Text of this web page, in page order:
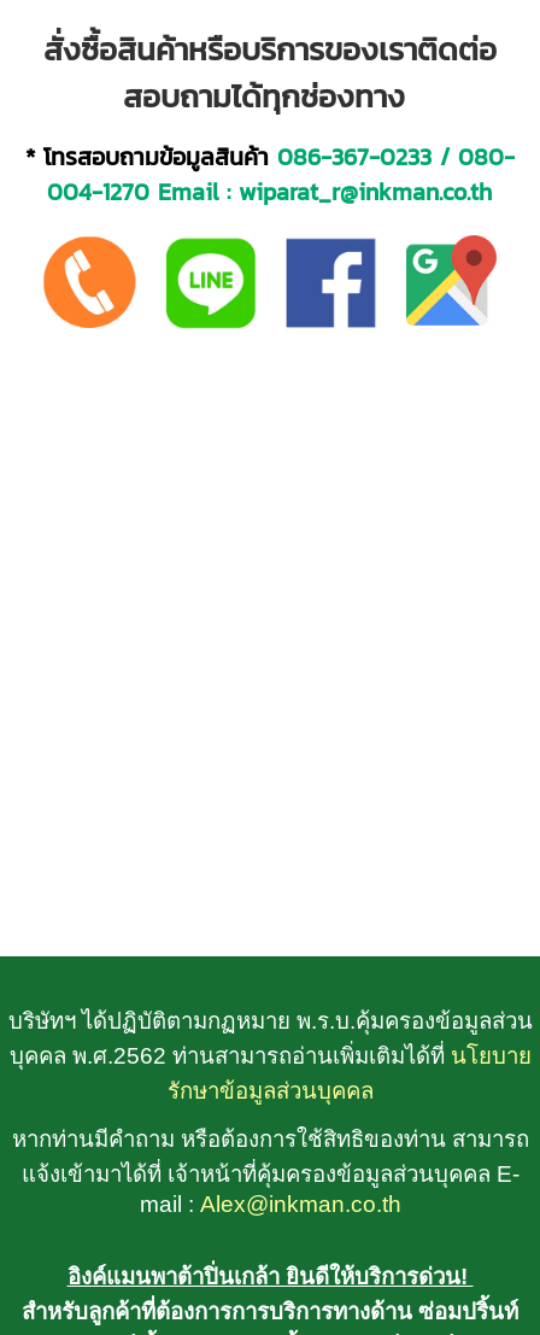
สั่งซื้อสินค้าหรือบริการของเราติดต่อ
สอบถามได้ทุกช่องทาง
* โทรสอบถามข้อมูลสินค้า 086-367-0233/ 080-
004-1270 Email :wiparat_r@inkman.co.th
บริษัทฯ ได้ปฏิบัติตามกฏหมาย พ.ร.บ.คุ้มครองข้อมูลส่วน
บุคคล พ.ศ.2562 ท่านสามารถอ่านเพิ่มเติมได้ที่ นโยบาย
รักษาข้อมูลส่วนบุคคล
หากท่านมีคำถาม หรือต้องการใช้สิทธิของท่าน สามารถ
แจ้งเข้ามาได้ที่ เจ้าหน้าที่คุ้มครองข้อมูลส่วนบุคคล E-
mail : Alex@inkman.co.th
อิงค์แมนพาต้าปิ่นเกล้า ยินดีให้บริการด่วน!
สำหรับลูกค้าที่ต้องการการบริการทางด้าน ซ่อมปริ้นท์